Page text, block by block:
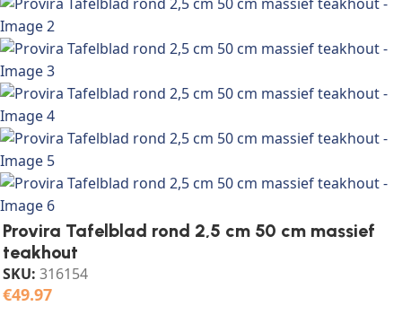
Provira Tafelblad rond 2,5 cm 50 cm massief
teakhout
SKU: 316154
€49.97